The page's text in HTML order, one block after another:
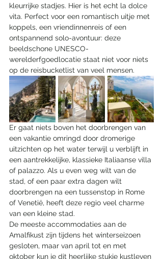
kleurrijke stadjes. Hier is het echt la dolce
vita. Perfect voor een romantisch uitje met
koppels, een vriendinnenreis of een
ontspannend solo-avontuur: deze
beeldschone UNESCO-
werelderfgoedlocatie staat niet voor niets
op de reisbucketlist van veel mensen.
Er gaat niets boven het doorbrengen van
een vakantie omringd door dromerige
uitzichten op het water terwijl u verblijft in
een aantrekkelijke, klassieke Italiaanse villa
of palazzo. Als u even weg wilt van de
stad, of een paar extra dagen wilt
doorbrengen na een tussenstop in Rome
of Venetië, heeft deze regio veel charme
van een kleine stad.
De meeste accommodaties aan de
Amalfikust zijn tijdens het winterseizoen
gesloten, maar van april tot en met
oktober kun je dit heerlijke stukje kustleven